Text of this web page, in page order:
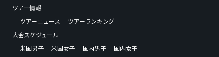
ツアー情報
ツアーニュース
ツアーランキング
大会スケジュール
米国男子
米国女子 国内男子
国内女子